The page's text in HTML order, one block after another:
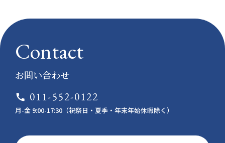
Contact
お問い合わせ
call 011-552-0122
月-金 9:00-17:30（祝祭日・夏季・年末年始休暇除く）